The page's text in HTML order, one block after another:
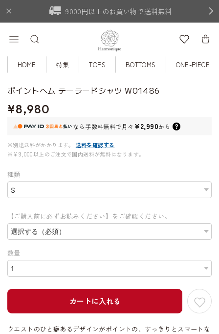
9000円以上のお買い物で送料無料
HOME 特集 TOPS BOTTOMS ONE-PIECE
ポイントヘム テーラードシャツ W01486
¥8,980
なら 手数料無料で月々 ¥2,990から
※別途送料がかかります。
送料を確認する
※¥9,000以上のご注文で国内送料が無料になります。
種類
【ご購入前に必ずお読みください】をご確認ください。
数量
カートに入れる
ウエストのひと癖あるデザインがポイントの、すっきりとスマートな